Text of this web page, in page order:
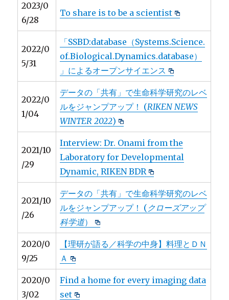
2023/0
6/28
To share is to be a scientist
2022/0
5/31
「SSBD:database（Systems.Science.
of.Biological.Dynamics.database）
」によるオープンサイエンス
2022/0
1/04
データの「共有」で生命科学研究のレベ
ルをジャンプアップ！ (RIKEN NEWS
WINTER 2022)
2021/10
/29
Interview: Dr. Onami from the
Laboratory for Developmental
Dynamic, RIKEN BDR
2021/10
/26
データの「共有」で生命科学研究のレベ
ルをジャンプアップ！ ( クローズアップ
科学道）
2020/0
9/25
【理研が語る／科学の中身】料理とＤＮ
Ａ
2020/0
3/02
Find a home for every imaging data
set